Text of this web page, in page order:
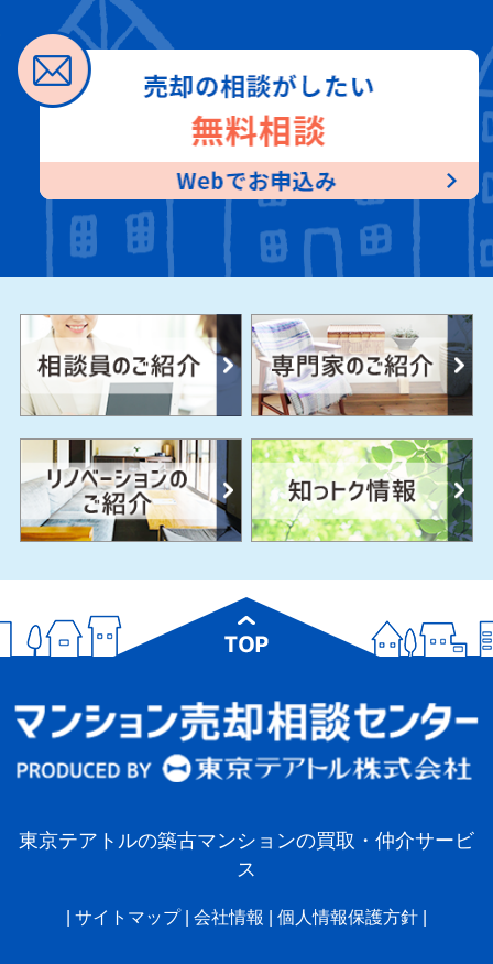
東京テアトルの築古マンションの買取・仲介サービ
ス
サイトマップ 会社情報 個人情報保護方針|